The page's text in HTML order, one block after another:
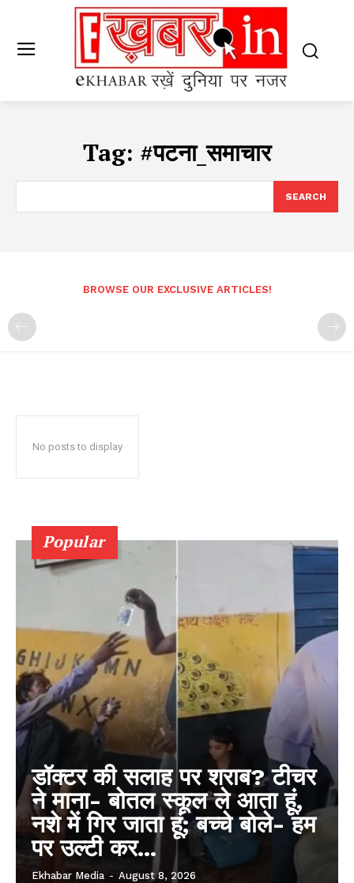
Tag: #पटना_समाचार
SEARCH
BROWSE OUR EXCLUSIVE ARTICLES!
No posts to display
Popular
डॉक्टर की सलाह पर शराब? टीचर
ने माना- बोतल स्कूल ले आता हूं,
नशे में गिर जाता हूं; बच्चे बोले- हम
पर उल्टी कर...
Ekhabar Media - August 8, 2026